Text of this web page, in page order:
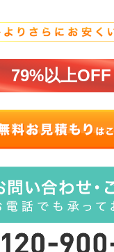
79%以上OFF